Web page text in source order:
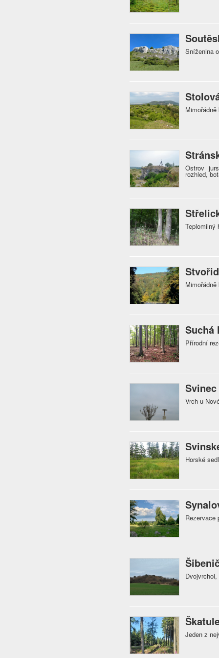
Sníženina
Ostrov
rozhled,
Teplomilný
Suchá
Přírodní
Svinec
Vrch u
Horské
Rezervace
Jeden z